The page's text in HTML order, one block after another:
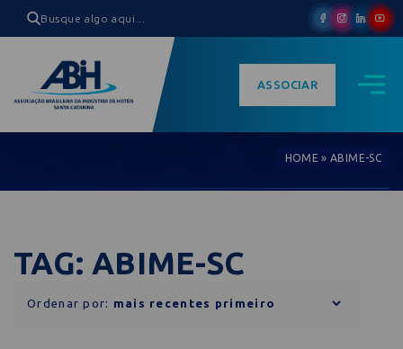
ASSOCIAR
HOME »ABIME-SC
TAG: ABIME-SC
Ordenar por: